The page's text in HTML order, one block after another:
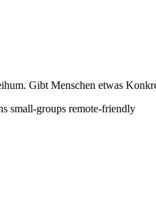
Gibt Menschen etwas
small-groups remote-friendly